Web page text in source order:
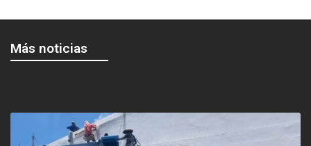
Más noticias